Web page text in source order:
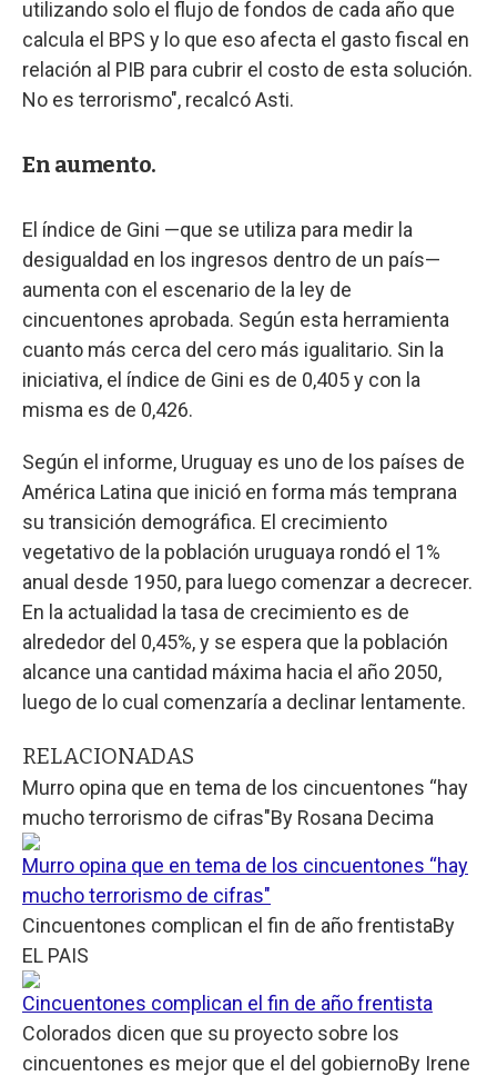
utilizando solo el flujo de fondos de cada año que
calcula el BPS y lo que eso afecta el gasto fiscal en
relación al PIB para cubrir el costo de esta solución.
No es terrorismo", recalcó Asti.
En aumento.
El índice de Gini —que se utiliza para medir la
desigualdad en los ingresos dentro de un país—
aumenta con el escenario de la ley de
cincuentones aprobada. Según esta herramienta
cuanto más cerca del cero más igualitario. Sin la
iniciativa, el índice de Gini es de 0,405 y con la
misma es de 0,426.
Según el informe, Uruguay es uno de los países de
América Latina que inició en forma más temprana
su transición demográfica. El crecimiento
vegetativo de la población uruguaya rondó el 1%
anual desde 1950, para luego comenzar a decrecer.
En la actualidad la tasa de crecimiento es de
alrededor del 0,45%, y se espera que la población
alcance una cantidad máxima hacia el año 2050,
luego de lo cual comenzaría a declinar lentamente.
RELACIONADAS
Murro opina que en tema de los cincuentones “hay
mucho terrorismo de cifras"By Rosana Decima
Murro opina que en tema de los cincuentones “hay
mucho terrorismo de cifras"
Cincuentones complican el fin de año frentistaBy
EL PAIS
Cincuentones complican el fin de año frentista
Colorados dicen que su proyecto sobre los
cincuentones es mejor que el del gobiernoBy Irene